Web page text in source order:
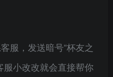
服，发送暗号“杯友之
服小改改就会直接帮你